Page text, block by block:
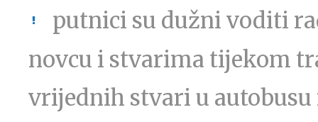
putnici su dužni voditi
novcu i stvarima tijekom
vrijednih stvari u